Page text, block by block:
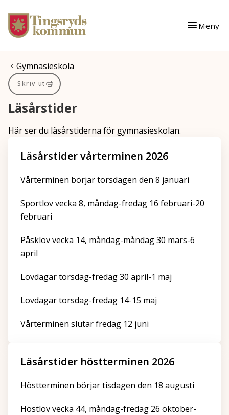
Gå till innehåll
Gå till huvudmeny
Meny
Du är här:
Gymnasieskola
Skriv ut
Läsårstider
Här ser du läsårstiderna för gymnasieskolan.
Läsårstider vårterminen 2026
Vårterminen börjar torsdagen den 8 januari
Sportlov vecka 8, måndag-fredag 16 februari-20
februari
Påsklov vecka 14, måndag-måndag 30 mars-6
april
Lovdagar torsdag-fredag 30 april-1 maj
Lovdagar torsdag-fredag 14-15 maj
Vårterminen slutar fredag 12 juni
Läsårstider höstterminen 2026
Höstterminen börjar tisdagen den 18 augusti
Höstlov vecka 44, måndag-fredag 26 oktober-